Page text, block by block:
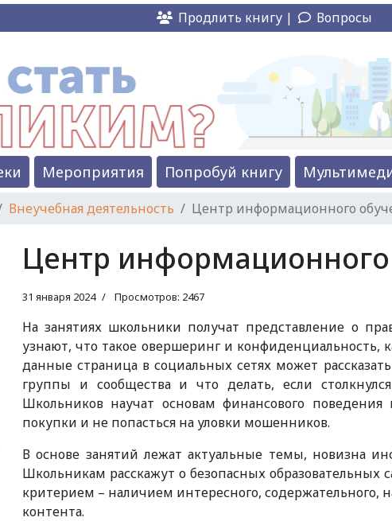
Продлить книгу | Вопросы
Мероприятия Попробуй книгу
Внеучебная деятельность Центр информационного
Центр
31 января 2024 Просмотров: 2467
На занятиях школьники получат представление о
узнают, что такое овершеринг и конфиденциальность,
данные страница в социальных сетях может
группы и сообщества и что делать, если
Школьников научат основам финансового поведения
покупки и не попасться на уловки мошенников.
В основе занятий лежат актуальные темы, новизна
Школьникам расскажут о безопасных образовательных
критерием – наличием интересного,
контента.